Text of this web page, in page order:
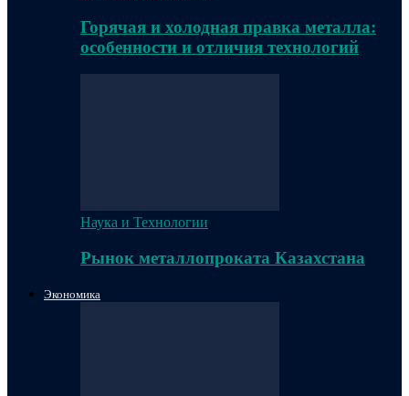
Горячая и холодная правка металла:
особенности и отличия технологий
Наука и Технологии
Рынок металлопроката Казахстана
Экономика